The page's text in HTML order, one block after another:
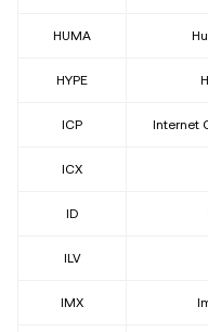
HUMA
HYPE
ICP Internet
ICX
ID
ILV
IMX